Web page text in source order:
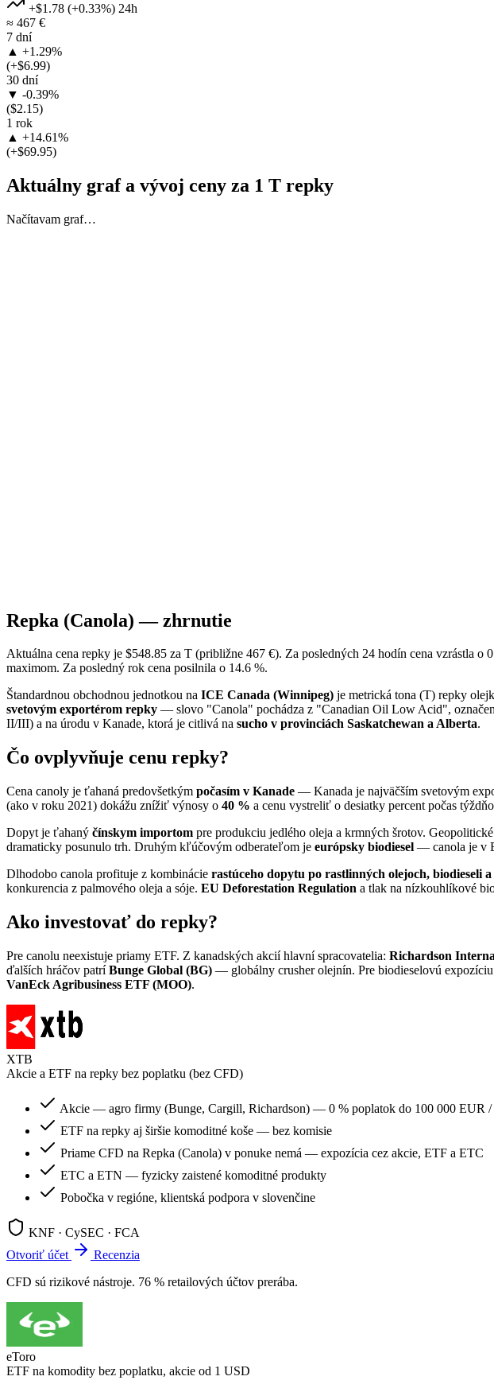
+$1.78 (+0.33%) 24h
≈ 467 €
7 dní
▲ +1.29%
(+$6.99)
30 dní
▼ -0.39%
($2.15)
1 rok
▲ +14.61%
(+$69.95)
Aktuálny graf a vývoj ceny za 1 T repky
Načítavam graf…
Repka (Canola) — zhrnutie
Aktuálna cena repky je $548.85 za T (približne 467 €). Za posledných 24 hodín cena vzrástla
maximom. Za posledný rok cena posilnila o 14.6 %.
Štandardnou obchodnou jednotkou na ICE Canada (Winnipeg) je metrická tona (T) repky
svetovým exportérom repky — slovo "Canola" pochádza z "Canadian Oil Low Acid",
II/III) a na úrodu v Kanade, ktorá je citlivá na sucho v provinciách Saskatchewan a Alberta.
Čo ovplyvňuje cenu repky?
Cena canoly je ťahaná predovšetkým počasím v Kanade — Kanada je najväčším svetovým
(ako v roku 2021) dokážu znížiť výnosy o 40 % a cenu vystreliť o desiatky percent počas
Dopyt je ťahaný čínskym importom pre produkciu jedlého oleja a krmných šrotov.
dramaticky posunulo trh. Druhým kľúčovým odberateľom je európsky biodiesel — canola je v
Dlhodobo canola profituje z kombinácie rastúceho dopytu po rastlinných olejoch, biodieseli
konkurencia z palmového oleja a sóje. EU Deforestation Regulation a tlak na nízkouhlíkové
Ako investovať do repky?
Pre canolu neexistuje priamy ETF. Z kanadských akcií hlavní spracovatelia: Richardson
ďalších hráčov patríBunge Global (BG) — globálny crusher olejnín. Pre biodieselovú expozíciu
VanEck Agribusiness ETF (MOO).
XTB
Akcie a ETF na repky bez poplatku (bez CFD)
Akcie — agro firmy (Bunge, Cargill, Richardson) — 0 % poplatok do 100 000 EUR /
ETF na repky aj širšie komoditné koše — bez komisie
Priame CFD na Repka (Canola) v ponuke nemá — expozícia cez akcie, ETF a ETC
ETC a ETN — fyzicky zaistené komoditné produkty
Pobočka v regióne, klientská podpora v slovenčine
KNF · CySEC · FCA
Otvoriť účet
Recenzia
CFD sú rizikové nástroje. 76 % retailových účtov prerába.
eToro
ETF na komodity bez poplatku, akcie od 1 USD